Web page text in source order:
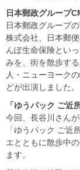
日本郵政グループ
日本郵政グループ
株式会社、日本郵
んぽ生命保険とい
みを、街を散歩す
人・ニューヨーク
どが出演しました。
「ゆうパック ご近
今回、長谷川さん
「ゆうパック ご近
エとともに散歩中
ます。